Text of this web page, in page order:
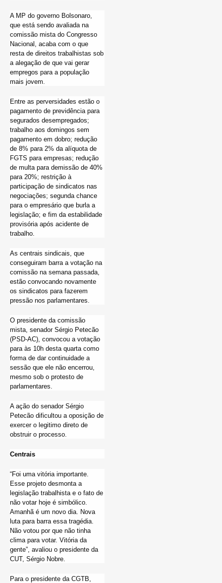
A MP do governo Bolsonaro,
que está sendo avaliada na
comissão mista do Congresso
Nacional, acaba com o que
resta de direitos trabalhistas sob
a alegação de que vai gerar
empregos para a população
mais jovem.
Entre as perversidades estão o
pagamento de previdência para
segurados desempregados;
trabalho aos domingos sem
pagamento em dobro; redução
de 8% para 2% da alíquota de
FGTS para empresas; redução
de multa para demissão de 40%
para 20%; restrição à
participação de sindicatos nas
negociações; segunda chance
para o empresário que burla a
legislação; e fim da estabilidade
provisória após acidente de
trabalho.
As centrais sindicais, que
conseguiram barra a votação na
comissão na semana passada,
estão convocando novamente
os sindicatos para fazerem
pressão nos parlamentares.
O presidente da comissão
mista, senador Sérgio Petecão
(PSD-AC), convocou a votação
para às 10h desta quarta como
forma de dar continuidade a
sessão que ele não encerrou,
mesmo sob o protesto de
parlamentares.
A ação do senador Sérgio
Petecão dificultou a oposição de
exercer o legitimo direto de
obstruir o processo.
Centrais
“Foi uma vitória importante.
Esse projeto desmonta a
legislação trabalhista e o fato de
não votar hoje é simbólico.
Amanhã é um novo dia. Nova
luta para barra essa tragédia.
Não votou por que não tinha
clima para votar. Vitória da
gente”, avaliou o presidente da
CUT, Sérgio Nobre.
Para o presidente da CGTB,